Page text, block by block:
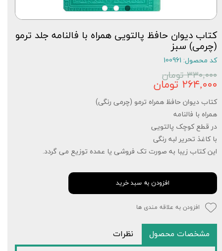
کتاب دیوان حافظ پالتویی همراه با فالنامه جلد ترمو
(چرمی) سبز
کد محصول: 100961
۳۳۰,۰۰۰ تومان
۲۶۴,۰۰۰ تومان
کتاب دیوان حافظ همراه ترمو (چرمی رنگی)
همراه با فالنامه
در قطع کوچک پالتویی
با کاغذ تحریر لبه رنگی
این کتاب زیبا به صورت تک فروشی یا عمده توزیع می گردد.
افزودن به سبد خرید
افزودن به علاقه مندی ها
مشخصات محصول نظرات